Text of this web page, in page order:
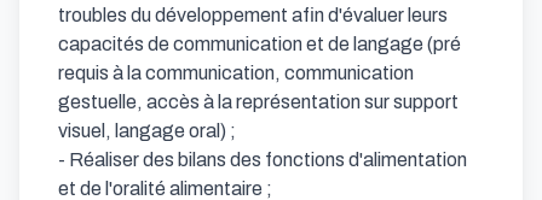
troubles du développement afin d'évaluer leurs
capacités de communication et de langage (pré
requis à la communication, communication
gestuelle, accès à la représentation sur support
visuel, langage oral) ;
- Réaliser des bilans des fonctions d'alimentation
et de l'oralité alimentaire ;